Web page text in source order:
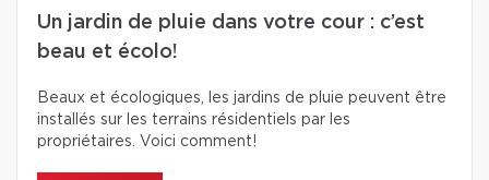
Un jardin de pluie dans votre cour : c’est
beau et écolo!
Beaux et écologiques, les jardins de pluie peuvent être
installés sur les terrains résidentiels par les
propriétaires. Voici comment!